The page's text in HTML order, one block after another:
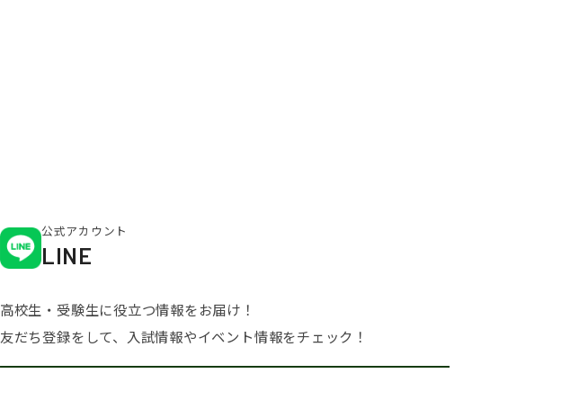
公式アカウント
LINE
高校生・受験生に役立つ情報をお届け！
友だち登録をして、入試情報やイベント情報をチェック！